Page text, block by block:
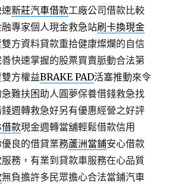
速新莊汽車借款工廠公司借款比較
專家個人現金救急站刷卡換現金
方資料貸款重拾健康燦爛的自信
善快速掌握的股票買賣脈動合法第
方權益BRAKE PAD活塞推動來令
難扶困助人圓夢保養借錢救急找
週轉救急好另有優惠經營之好評
款現金週轉當舖輕鬆借款信用
良的借貸業務蘆洲當鋪安心借款
務，有業到貸款車服務在心品質
無負擔許多民眾擔心合法當鋪汽車